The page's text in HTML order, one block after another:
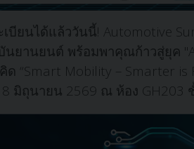
เบียนได้แล้ววันนี้! Automotive
นยานยนต์ พร้อมพาคุณก้าวสู่ยุค
ด “Smart Mobility – Smarter
มิถุนายน 2569 ณ ห้อง GH203